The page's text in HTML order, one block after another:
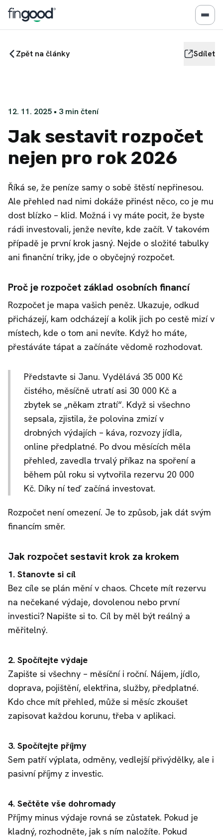
Zpět na články Sdílet
12. 11. 2025 • 3 min čtení
Jak sestavit rozpočet
nejen pro rok 2026
Říká se, že peníze samy o sobě štěstí nepřinesou.
Ale přehled nad nimi dokáže přinést něco, co je mu
dost blízko – klid. Možná i vy máte pocit, že byste
rádi investovali, jenže nevíte, kde začít. V takovém
případě je první krok jasný. Nejde o složité tabulky
ani finanční triky, jde o obyčejný rozpočet.
Proč je rozpočet základ osobních financí
Rozpočet je mapa vašich peněz. Ukazuje, odkud
přicházejí, kam odcházejí a kolik jich po cestě mizí v
místech, kde o tom ani nevíte. Když ho máte,
přestáváte tápat a začínáte vědomě rozhodovat.
Představte si Janu. Vydělává 35 000 Kč
čistého, měsíčně utratí asi 30 000 Kč a
zbytek se „někam ztratí“. Když si všechno
sepsala, zjistila, že polovina zmizí v
drobných výdajích – káva, rozvozy jídla,
online předplatné. Po dvou měsících měla
přehled, zavedla trvalý příkaz na spoření a
během půl roku si vytvořila rezervu 20 000
Kč. Díky ní teď začíná investovat.
Rozpočet není omezení. Je to způsob, jak dát svým
financím směr.
Jak rozpočet sestavit krok za krokem
1. Stanovte si cíl
Bez cíle se plán mění v chaos. Chcete mít rezervu
na nečekané výdaje, dovolenou nebo první
investici? Napište si to. Cíl by měl být reálný a
měřitelný.
2. Spočítejte výdaje
Zapište si všechny – měsíční i roční. Nájem, jídlo,
doprava, pojištění, elektřina, služby, předplatné.
Kdo chce mít přehled, může si měsíc zkoušet
zapisovat každou korunu, třeba v aplikaci.
3. Spočítejte příjmy
Sem patří výplata, odměny, vedlejší přivýdělky, ale i
pasivní příjmy z investic.
4. Sečtěte vše dohromady
Příjmy minus výdaje rovná se zůstatek. Pokud je
kladný, rozhodněte, jak s ním naložíte. Pokud